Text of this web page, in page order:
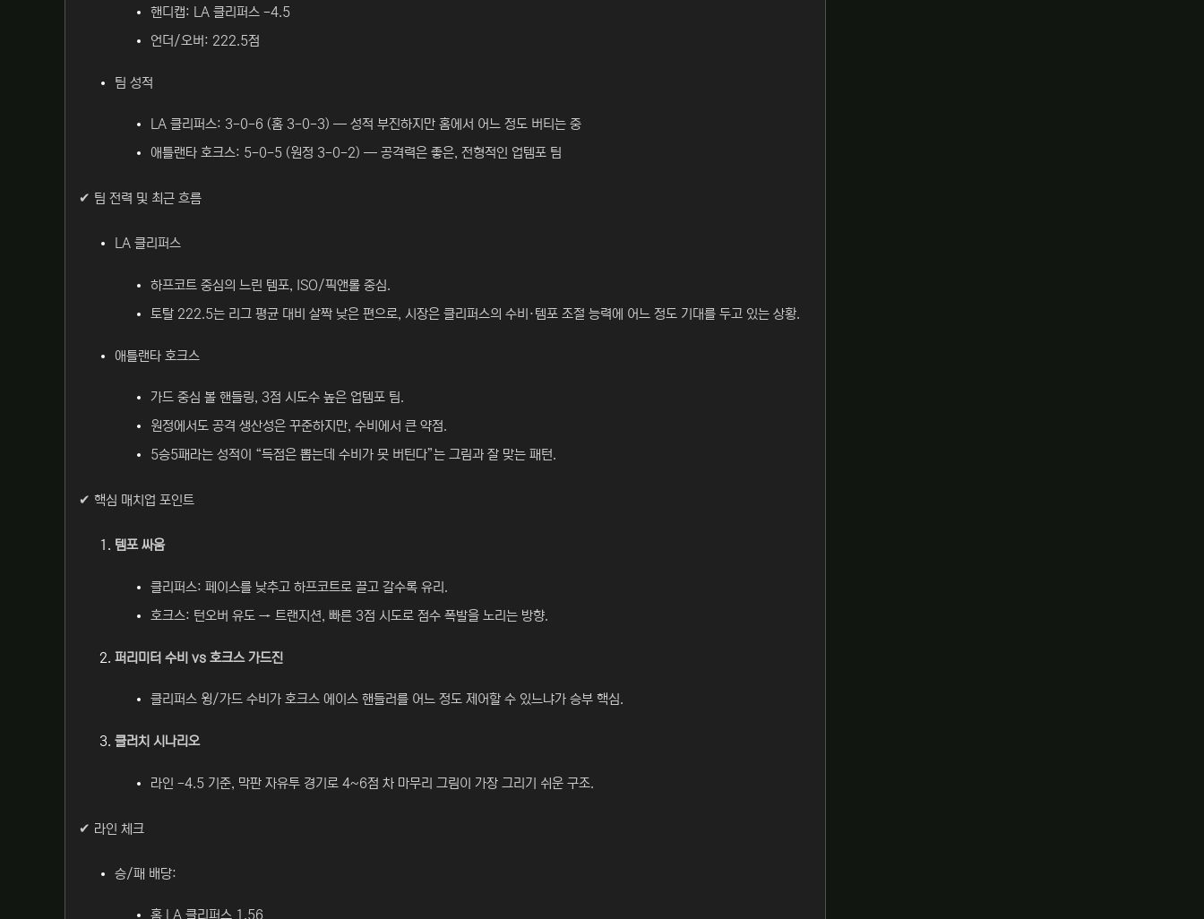
핸디캡: LA 클리퍼스 -4.5
언더/오버: 222.5점
팀 성적
LA 클리퍼스: 3-0-6 (홈 3-0-3) — 성적 부진하지만 홈에서 어느 정도 버티는 중
애틀랜타 호크스: 5-0-5 (원정 3-0-2) — 공격력은 좋은, 전형적인 업템포 팀
✔ 팀 전력 및 최근 흐름
LA 클리퍼스
하프코트 중심의 느린 템포, ISO/픽앤롤 중심.
토탈 222.5는 리그 평균 대비 살짝 낮은 편으로, 시장은 클리퍼스의 수비·템포 조절 능력에 어느 정도 기대를 두고 있는 상황.
애틀랜타 호크스
가드 중심 볼 핸들링, 3점 시도수 높은 업템포 팀.
원정에서도 공격 생산성은 꾸준하지만, 수비에서 큰 약점.
5승5패라는 성적이 “득점은 뽑는데 수비가 못 버틴다”는 그림과 잘 맞는 패턴.
✔ 핵심 매치업 포인트
템포 싸움
클리퍼스: 페이스를 낮추고 하프코트로 끌고 갈수록 유리.
호크스: 턴오버 유도 → 트랜지션, 빠른 3점 시도로 점수 폭발을 노리는 방향.
퍼리미터 수비 vs 호크스 가드진
클리퍼스 윙/가드 수비가 호크스 에이스 핸들러를 어느 정도 제어할 수 있느냐가 승부 핵심.
클러치 시나리오
라인 -4.5 기준, 막판 자유투 경기로 4~6점 차 마무리 그림이 가장 그리기 쉬운 구조.
✔ 라인 체크
승/패 배당:
홈 LA 클리퍼스 1.56